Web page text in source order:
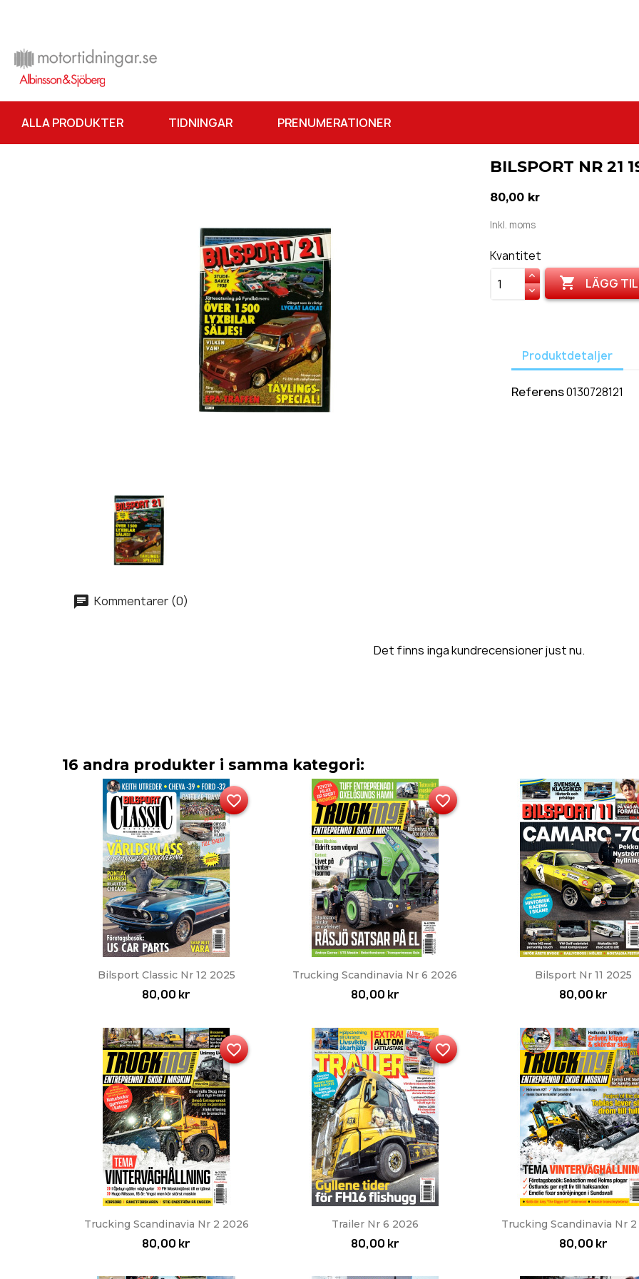
ALLA PRODUKTER TIDNINGAR PRENUMERATIONER
BILSPORT NR 21
80,00 kr
Inkl. moms
Kvantitet
 LÄGG
Produktdetaljer
Referens0130728121
Kommentarer (0)
Det finns inga kundrecensioner just nu.
16 andra produkter i samma kategori:
Snabbvy
Bilsport Classic Nr 12 2025
80,00 kr
favorite_border
Snabbvy
Trucking Scandinavia Nr 6 2026
80,00 kr
favorite_border
Snabbvy
Bilsport Nr 11 2025
80,00 kr
Snabbvy
Trucking Scandinavia Nr 2 2026
80,00 kr
favorite_border
Snabbvy
Trailer Nr 6 2026
80,00 kr
favorite_border
Snabbvy
Trucking Scandinavia Nr 2
80,00 kr